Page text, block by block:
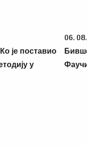
је поставио
у
06.